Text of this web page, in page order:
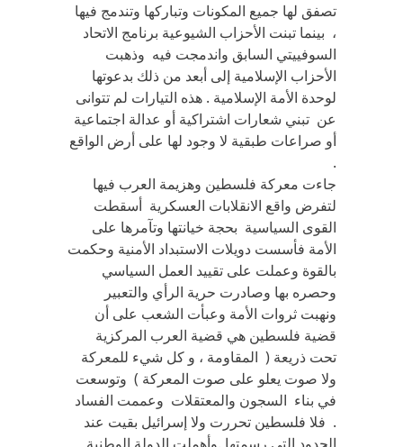
تصفق لها جميع المكونات وتباركها وتندمج فيها
، بينما تبنت الأحزاب الشيوعية برنامج الاتحاد
السوفييتي السابق واندمجت فيه وذهبت
الأحزاب الإسلامية إلى أبعد من ذلك بدعوتها
لوحدة الأمة الإسلامية . هذه التيارات لم تتوانى
عن تبني شعارات اشتراكية أو عدالة اجتماعية
أو صراعات طبقية لا وجود لها على أرض الواقع
.
جاءت معركة فلسطين وهزيمة العرب فيها
لتفرض واقع الانقلابات العسكرية أسقطت
القوى السياسية بحجة خيانتها وتآمرها على
الأمة فأسست دويلات الاستبداد الأمنية وحكمت
بالقوة وعملت على تقييد العمل السياسي
وحصره بها وصادرت حرية الرأي والتعبير
ونهبت ثروات الأمة وعبأت الشعب على أن
قضية فلسطين هي قضية العرب المركزية
تحت ذريعة ( المقاومة ، و كل شيء للمعركة
ولا صوت يعلو على صوت المعركة ) وتوسعت
في بناء السجون والمعتقلات وعممت الفساد
. فلا فلسطين تحررت ولا إسرائيل بقيت عند